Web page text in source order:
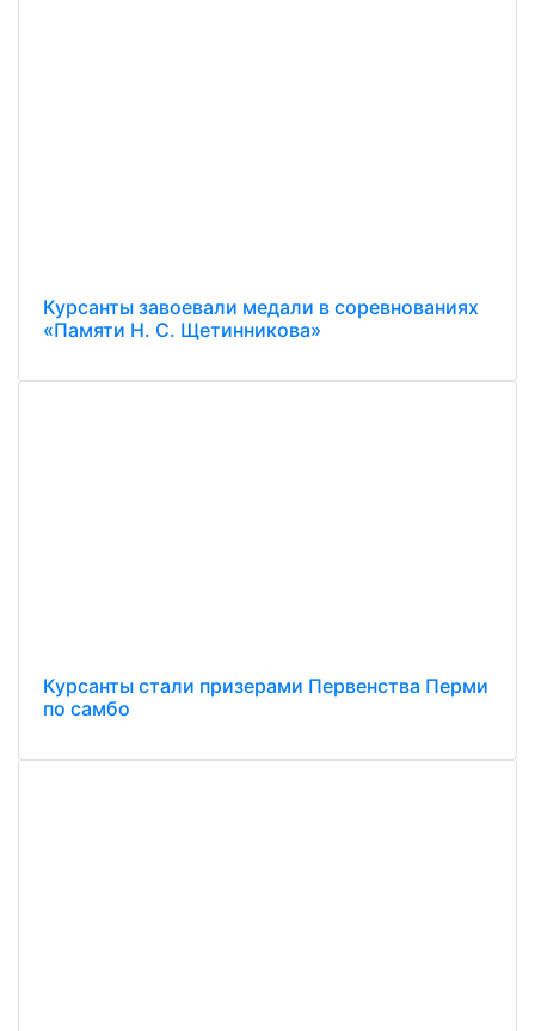
Курсанты завоевали медали в соревнованиях
«Памяти Н. С. Щетинникова»
Курсанты стали призерами Первенства Перми
по самбо